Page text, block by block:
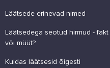
Läätsede erinevad nimed
Läätsedega seotud hirmud - fakt
või müüt?
Kuidas läätsesid õigesti